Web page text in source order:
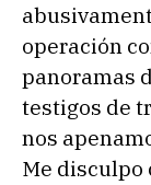
operación
panoramas
testigos de
nos
Me disculpo